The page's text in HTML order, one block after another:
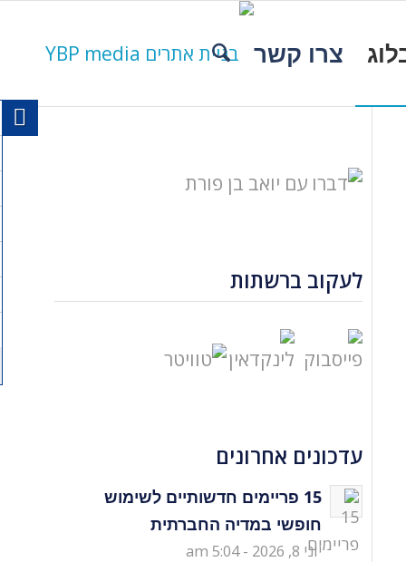
צרו קשר
לעקוב ברשתות
עדכונים אחרונים
15 פריימים חדשותיים לשימוש
חופשי במדיה החברתית
יוני 8, 2026 - 5:04 am